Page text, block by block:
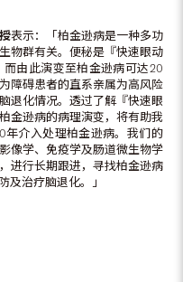
表示：「柏金逊病是一种多功
物群有关。便秘是『快速眼动
由此演变至柏金逊病可达20
障碍患者的直系亲属为高风险
退化情况。透过了解『快速眼
金逊病的病理演变，将有助我
年介入处理柏金逊病。我们的
像学、免疫学及肠道微生物学
进行长期跟进，寻找柏金逊病
及治疗脑退化。」